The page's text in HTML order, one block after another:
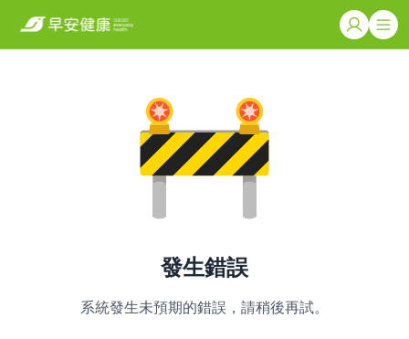
發生錯誤
系統發生未預期的錯誤，請稍後再試。